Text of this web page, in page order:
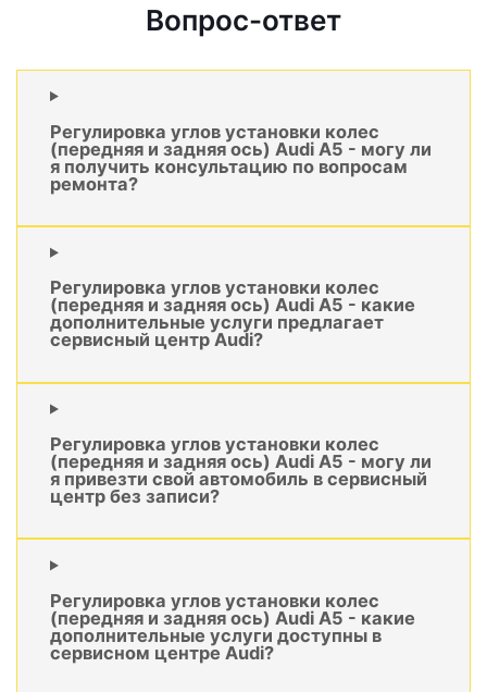
Вопрос-ответ
Регулировка углов установки колес
(передняя и задняя ось) Audi A5 - могу ли
я получить консультацию по вопросам
ремонта?
Регулировка углов установки колес
(передняя и задняя ось) Audi A5 - какие
дополнительные услуги предлагает
сервисный центр Audi?
Регулировка углов установки колес
(передняя и задняя ось) Audi A5 - могу ли
я привезти свой автомобиль в сервисный
центр без записи?
Регулировка углов установки колес
(передняя и задняя ось) Audi A5 - какие
дополнительные услуги доступны в
сервисном центре Audi?